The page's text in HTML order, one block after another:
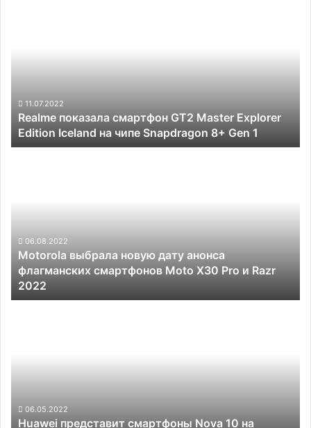
Iceland
на
чипе
Snapdragon
11.07.2022
Realme показала смартфон GT2 Master Explorer
Edition Iceland на чипе Snapdragon 8+ Gen 1
смартфонов
Moto
X30
Pro
и
06.08.2022
Motorola выбрала новую дату анонса
флагманских смартфонов Moto X30 Pro и Razr
2022
Snapdragon
06.05.2022
Huawei представит смартфоны Nova 10 на